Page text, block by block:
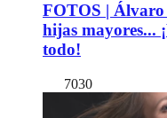
FOTOS | Álvaro
hijas mayores...
todo!
7030